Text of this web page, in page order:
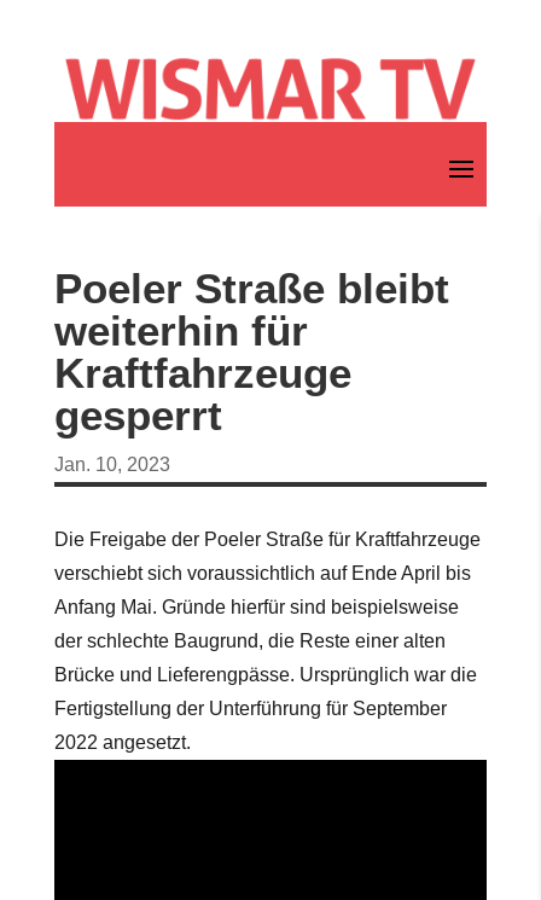
Poeler Straße bleibt
weiterhin für
Kraftfahrzeuge
gesperrt
Jan. 10, 2023
Die Freigabe der Poeler Straße für Kraftfahrzeuge
verschiebt sich voraussichtlich auf Ende April bis
Anfang Mai. Gründe hierfür sind beispielsweise
der schlechte Baugrund, die Reste einer alten
Brücke und Lieferengpässe. Ursprünglich war die
Fertigstellung der Unterführung für September
2022 angesetzt.